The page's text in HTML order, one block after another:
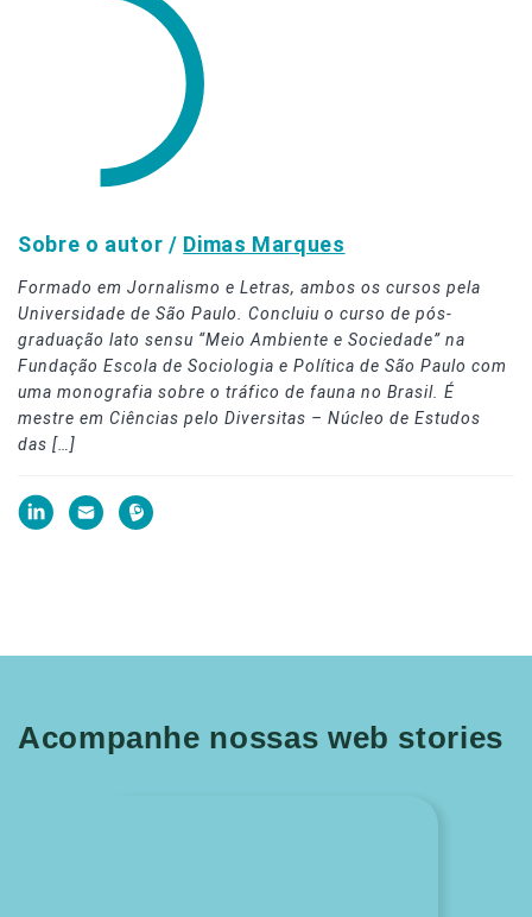
Sobre o autor / Dimas Marques
Formado em Jornalismo e Letras, ambos os cursos pela
Universidade de São Paulo. Concluiu o curso de pós-
graduação lato sensu “Meio Ambiente e Sociedade” na
Fundação Escola de Sociologia e Política de São Paulo com
uma monografia sobre o tráfico de fauna no Brasil. É
mestre em Ciências pelo Diversitas – Núcleo de Estudos
das […]
Acompanhe nossas web stories